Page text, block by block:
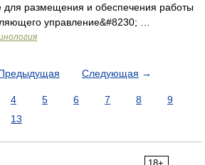
для размещения и обеспечения работы
управление&#8230; …
Следующая →
4 5 6 7 8
9
13